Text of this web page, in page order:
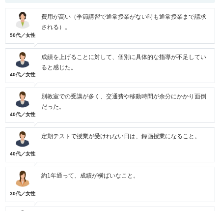
50代／女性
費用が高い（季節講習で通常授業がない時も通常授業まで請求
される）。
40代／女性
成績を上げることに対して、個別に具体的な指導が不足してい
ると感じた。
40代／女性
別教室での受講が多く、交通費や移動時間が余分にかかり面倒
だった。
40代／女性
定期テストで授業が受けれない日は、録画授業になること。
30代／女性
約1年通って、成績が横ばいなこと。